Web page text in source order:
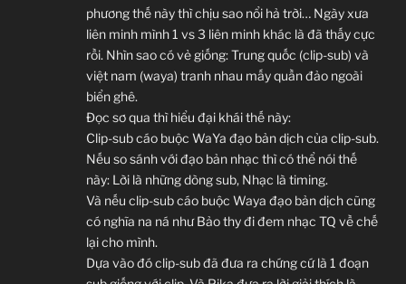
phương thế này thì chịu sao nổi hả trời… Ngày xưa
liên minh mình 1 vs 3 liên minh khác là đã thấy cực
rồi. Nhìn sao có vẻ giống: Trung quốc (clip-sub) và
việt nam (waya) tranh nhau mấy quần đảo ngoài
biển ghê.
Đọc sơ qua thì hiểu đại khái thế này:
Clip-sub cáo buộc WaYa đạo bản dịch của clip-sub.
Nếu so sánh với đạo bản nhạc thì có thể nói thế
này: Lời là những dòng sub, Nhạc là timing.
Và nếu clip-sub cáo buộc Waya đạo bản dịch cũng
có nghĩa na ná như Bảo thy đi đem nhạc TQ về chế
lại cho mình.
Dựa vào đó clip-sub đã đưa ra chứng cứ là 1 đoạn